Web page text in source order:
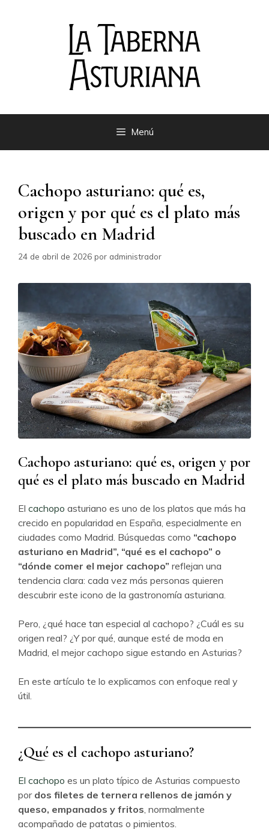
Menú
Cachopo asturiano: qué es,
origen y por qué es el plato más
buscado en Madrid
24 de abril de 2026 por administrador
Cachopo asturiano: qué es, origen y por
qué es el plato más buscado en Madrid
El cachopo asturiano es uno de los platos que más ha
crecido en popularidad en España, especialmente en
ciudades como Madrid. Búsquedas como “cachopo
asturiano en Madrid”, “qué es el cachopo” o
“dónde comer el mejor cachopo” reflejan una
tendencia clara: cada vez más personas quieren
descubrir este icono de la gastronomía asturiana.
Pero, ¿qué hace tan especial al cachopo? ¿Cuál es su
origen real? ¿Y por qué, aunque esté de moda en
Madrid, el mejor cachopo sigue estando en Asturias?
En este artículo te lo explicamos con enfoque real y
útil.
¿Qué es el cachopo asturiano?
El cachopo es un plato típico de Asturias compuesto
por dos filetes de ternera rellenos de jamón y
queso, empanados y fritos, normalmente
acompañado de patatas o pimientos.